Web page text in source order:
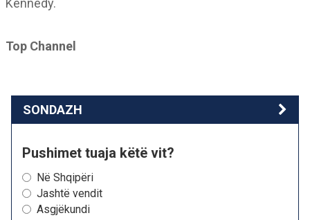
Kennedy.
Top Channel
SONDAZH
Pushimet tuaja këtë vit?
Në Shqipëri
Jashtë vendit
Asgjëkundi